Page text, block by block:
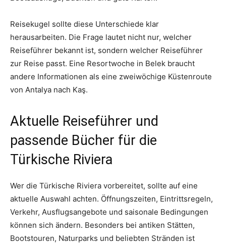
Reisekugel sollte diese Unterschiede klar
herausarbeiten. Die Frage lautet nicht nur, welcher
Reiseführer bekannt ist, sondern welcher Reiseführer
zur Reise passt. Eine Resortwoche in Belek braucht
andere Informationen als eine zweiwöchige Küstenroute
von Antalya nach Kaş.
Aktuelle Reiseführer und
passende Bücher für die
Türkische Riviera
Wer die Türkische Riviera vorbereitet, sollte auf eine
aktuelle Auswahl achten. Öffnungszeiten, Eintrittsregeln,
Verkehr, Ausflugsangebote und saisonale Bedingungen
können sich ändern. Besonders bei antiken Stätten,
Bootstouren, Naturparks und beliebten Stränden ist